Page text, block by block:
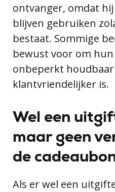
ontvanger, omdat
blijven gebruiken
bestaat. Sommige
bewust voor om
onbeperkt
klantvriendelijker is.
Wel een
maar geen
de
Als er wel een